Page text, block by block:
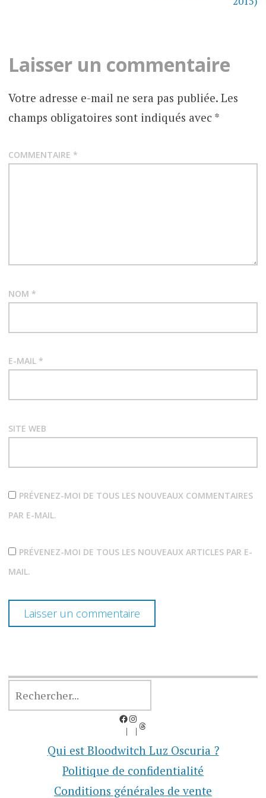
Laisser un commentaire
Votre adresse e-mail ne sera pas publiée. Les
champs obligatoires sont indiqués avec *
COMMENTAIRE *
NOM *
E-MAIL *
SITE WEB
PRÉVENEZ-MOI DE TOUS LES NOUVEAUX COMMENTAIRES
PAR E-MAIL.
PRÉVENEZ-MOI DE TOUS LES NOUVEAUX ARTICLES PAR E-
MAIL.
Facebook
Instagram
Threads
Qui est Bloodwitch Luz Oscuria ?
Politique de confidentialité
Conditions générales de vente